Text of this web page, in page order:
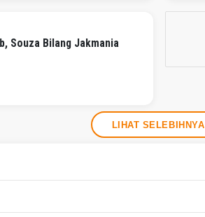
Souza Bilang Jakmania
LIHAT SELEBIHNYA